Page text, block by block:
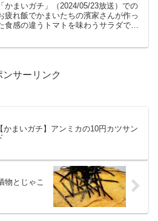
「かまいガチ」（2024/05/23放送）での
疲れ飯でかまいたちの濱家さんが作っ
食感の違うトマトを味わうサラダで
ンサーリンク
【かまいガチ】アンミカの10円カツサン
物とじゃこ